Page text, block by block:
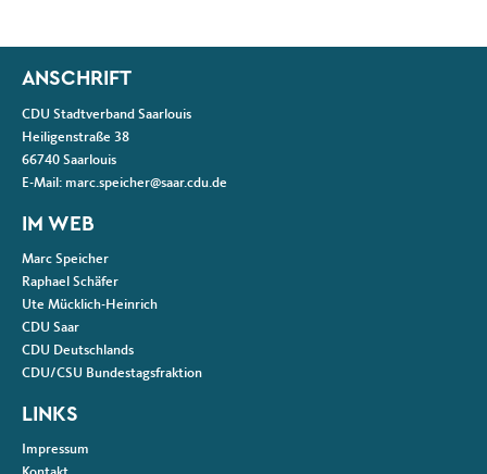
ANSCHRIFT
CDU Stadtverband Saarlouis
Heiligenstraße 38
66740 Saarlouis
E-Mail: marc.speicher@saar.cdu.de
IM WEB
Marc Speicher
Raphael Schäfer
Ute Mücklich-Heinrich
CDU Saar
CDU Deutschlands
CDU/CSU Bundestagsfraktion
LINKS
Impressum